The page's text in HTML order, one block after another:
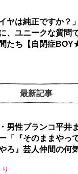
イヤは純正ですか？
、ユニークな質問
たち【自閉症
最新記事
男性ブランコ平井
「『そのままやっ
ろ』芸人仲間の何